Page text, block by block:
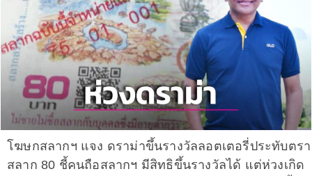
โฆษกสลากฯ แจง ดราม่าขึ้นรางวัลลอตเตอรี่ประทับตรา
สลาก 80 ชี้คนถือสลากฯ มีสิทธิขึ้นรางวัลได้ แต่ห่วงเกิด